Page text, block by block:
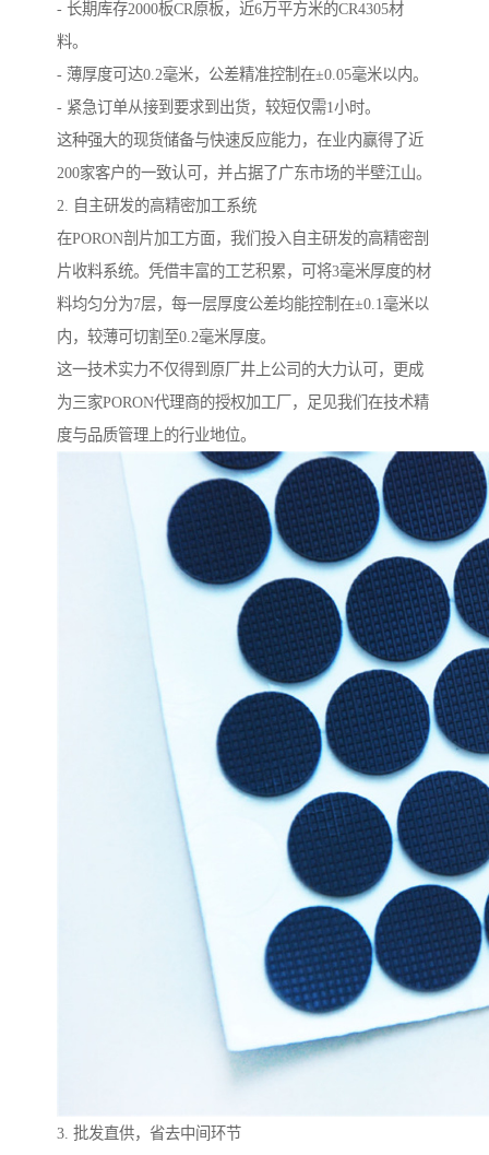
- 长期库存2000板CR原板，近6万平方米的CR4305材
料。
- 薄厚度可达0.2毫米，公差精准控制在±0.05毫米以内。
- 紧急订单从接到要求到出货，较短仅需1小时。
这种强大的现货储备与快速反应能力，在业内赢得了近
200家客户的一致认可，并占据了广东市场的半壁江山。
2. 自主研发的高精密加工系统
在PORON剖片加工方面，我们投入自主研发的高精密剖
片收料系统。凭借丰富的工艺积累，可将3毫米厚度的材
料均匀分为7层，每一层厚度公差均能控制在±0.1毫米以
内，较薄可切割至0.2毫米厚度。
这一技术实力不仅得到原厂井上公司的大力认可，更成
为三家PORON代理商的授权加工厂，足见我们在技术精
度与品质管理上的行业地位。
3. 批发直供，省去中间环节